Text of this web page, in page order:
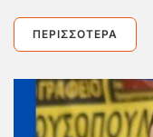
ΠΕΡΙΣΣΌΤΕΡΑ